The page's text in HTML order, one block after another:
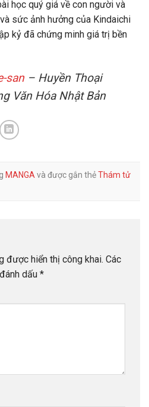
học quý giá về con người và
sức ảnh hưởng của Kindaichi
kỷ đã chứng minh giá trị bền
san– Huyền Thoại
Văn Hóa Nhật Bản
MANGA và được gắn thẻThám tử
được hiển thị công khai. Các
dấu *